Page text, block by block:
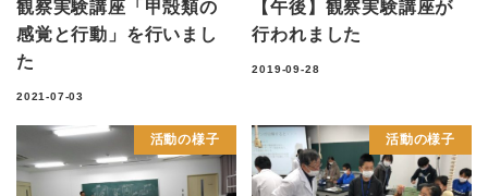
観察実験講座「甲殻類の
感覚と行動」を行いまし
た
2021-07-03
【午後】観察実験講座が
行われました
2019-09-28
活動の様子 活動の様子